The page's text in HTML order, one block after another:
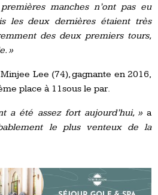
manches n’ont pas eu
les deux dernières étaient très
des deux premiers tours,
»
Lee (74), gagnante en 2016,
place à 11sous le par.
a été assez fort aujourd’hui, »a
le plus venteux de la